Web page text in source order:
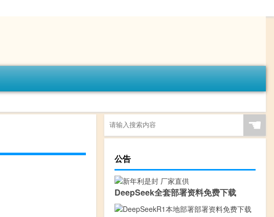
☚
公告
DeepSeek全套部署资料免费下载